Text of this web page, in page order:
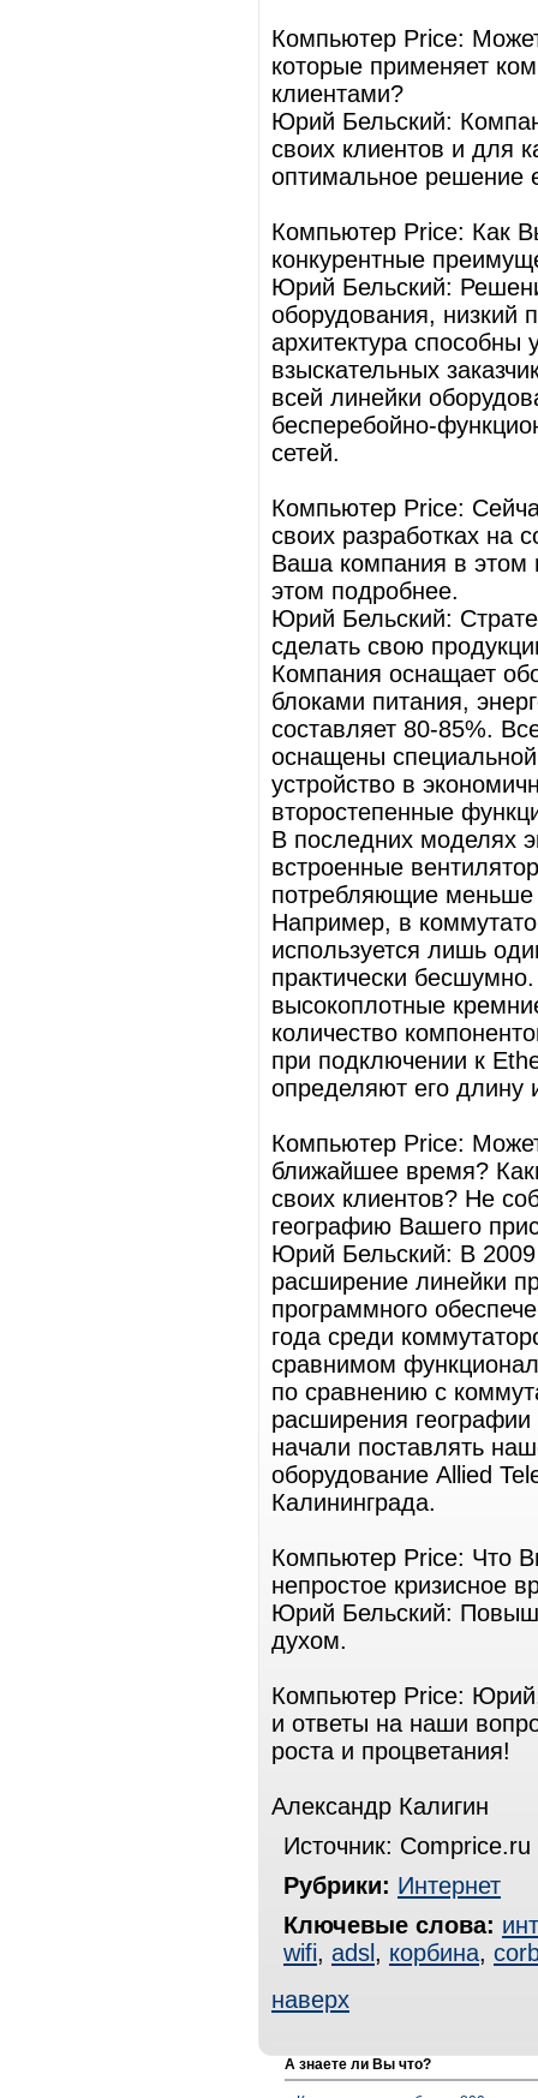
Компьютер Price:
которые применяет
клиентами?
Юрий Бельский:
своих клиентов и для
оптимальное решение
Компьютер Price: Как
конкурентные
Юрий Бельский:
оборудования, низкий
архитектура способны
взыскательных
всей линейки
бесперебойно-
сетей.
Компьютер Price:
своих разработках на
Ваша компания в этом
этом подробнее.
Юрий Бельский:
сделать свою
Компания оснащает
блоками питания,
составляет 80-85%.
оснащены специальной
устройство в
второстепенные
В последних моделях
встроенные
потребляющие
Например, в
используется лишь
практически
высокоплотные
количество
при подключении к
определяют его длину
Компьютер Price:
ближайшее время?
своих клиентов? Не
географию Вашего
Юрий Бельский: В
расширение линейки
программного
года среди
сравнимом
по сравнению с
расширения
начали поставлять
оборудование Allied
Калининграда.
Компьютер Price: Что
непростое кризисное
Юрий Бельский:
духом.
Компьютер Price:
и ответы на наши
роста и процветания!
Александр Калигин
Источник: Comprice.ru
Рубрики: Интернет
Ключевые слова:
wifi, adsl , корбина,
наверх
А знаете ли Вы что?